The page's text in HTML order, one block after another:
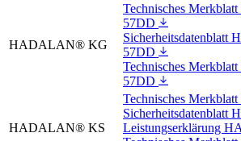
HADALAN® KG
Technisches
57DD
57DD
Technisches
57DD
HADALAN® KS
Technisches
Leistungserklärung